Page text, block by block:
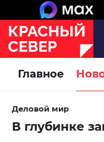
Главное
Деловой мир
В глубинке